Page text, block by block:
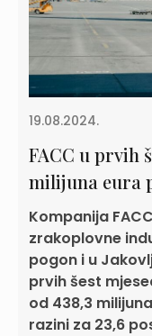
19.08.2024.
FACC u prvih
milijuna eura
Kompanija
zrakoplovne
pogon i u
prvih šest
od 438,3
razini za 23,6